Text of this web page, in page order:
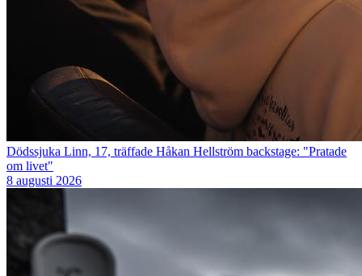
Dödssjuka Linn, 17, träffade Håkan Hellström backstage: "Pratade
om livet"
8 augusti 2026